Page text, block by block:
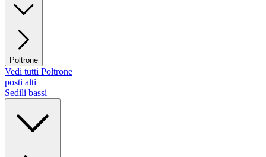
Poltrone
Vedi tutti Poltrone
posti alti
Sedili bassi